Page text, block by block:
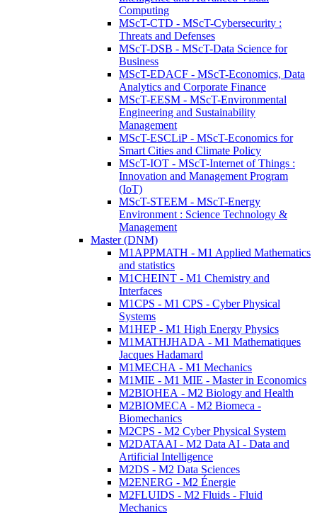
Computing
MScT-CTD - MScT-Cybersecurity :
Threats and Defenses
MScT-DSB - MScT-Data Science for
Business
MScT-EDACF - MScT-Economics, Data
Analytics and Corporate Finance
MScT-EESM - MScT-Environmental
Engineering and Sustainability
Management
MScT-ESCLiP - MScT-Economics for
Smart Cities and Climate Policy
MScT-IOT - MScT-Internet of Things :
Innovation and Management Program
(IoT)
MScT-STEEM - MScT-Energy
Environment : Science Technology &
Management
Master (DNM)
M1APPMATH - M1 Applied Mathematics
and statistics
M1CHEINT - M1 Chemistry and
Interfaces
M1CPS - M1 CPS - Cyber Physical
Systems
M1HEP - M1 High Energy Physics
M1MATHJHADA - M1 Mathematiques
Jacques Hadamard
M1MECHA - M1 Mechanics
M1MIE - M1 MIE - Master in Economics
M2BIOHEA - M2 Biology and Health
M2BIOMECA - M2 Biomeca -
Biomechanics
M2CPS - M2 Cyber Physical System
M2DATAAI - M2 Data AI - Data and
Artificial Intelligence
M2DS - M2 Data Sciences
M2ENERG - M2 Énergie
M2FLUIDS - M2 Fluids - Fluid
Mechanics